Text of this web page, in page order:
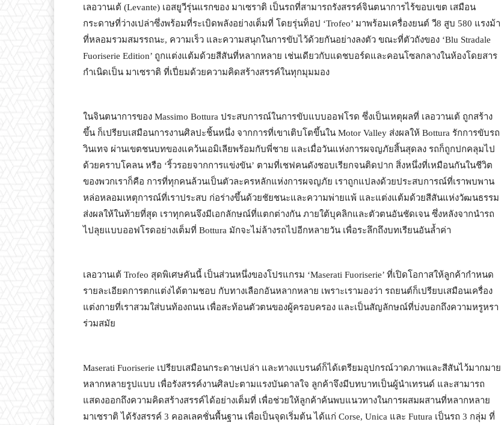
เลอวานเต้ (Levante) เอสยูวีรุ่นแรกของ มาเซราติ เป็นรถที่สามารถรังสรรค์จินตนาการไร้ขอบเขต เสมือน
กระดาษที่ว่างเปล่าซึ่งพร้อมที่ระเบิดพลังอย่างเต็มที่ โดยรุ่นท็อป ‘Trofeo’ มาพร้อมเครื่องยนต์ วี8 สูบ 580 แรงม้า
ที่หลอมรวมสมรรถนะ, ความเร็ว และความสนุกในการขับไว้ด้วยกันอย่างลงตัว ขณะที่ตัวถังของ ‘Blu Stradale
Fuoriserie Edition’ ถูกแต่งแต้มด้วยสีสันที่หลากหลาย เช่นเดียวกับแดชบอร์ดและคอนโซลกลางในห้องโดยสาร
กำเนิดเป็น มาเซราติ ที่เปี่ยมด้วยความคิดสร้างสรรค์ในทุกมุมมอง
ในจินตนาการของ Massimo Bottura ประสบการณ์ในการขับแบบออฟโรด ซึ่งเป็นเหตุผลที่ เลอวานเต้ ถูกสร้าง
ขึ้น ก็เปรียบเสมือนการงานศิลปะชิ้นหนึ่ง จากการที่เขาเติบโตขึ้นใน Motor Valley ส่งผลให้ Bottura รักการขับรถ
วินเทจ ผ่านเขตชนบทของแคว้นเอมิเลียพร้อมกับพี่ชาย และเมื่อวันแห่งการผจญภัยสิ้นสุดลง รถก็ถูกปกคลุมไป
ด้วยคราบโคลน หรือ ‘ริ้วรอยจากการแข่งขัน’ ตามที่เชฟคนดังชอบเรียกจนติดปาก สิ่งหนึ่งที่เหมือนกันในชีวิต
ของพวกเราก็คือ การที่ทุกคนล้วนเป็นตัวละครหลักแห่งการผจญภัย เราถูกแปลงด้วยประสบการณ์ที่เราพบพาน
หล่อหลอมเหตุการณ์ที่เราประสบ ก่อร่างขึ้นด้วยชัยชนะและความพ่ายแพ้ และแต่งแต้มด้วยสีสันแห่งวัฒนธรรม
ส่งผลให้ในท้ายที่สุด เราทุกคนจึงมีเอกลักษณ์ที่แตกต่างกัน ภายใต้บุคลิกและตัวตนอันชัดเจน ซึ่งหลังจากนำรถ
ไปลุยแบบออฟโรดอย่างเต็มที่ Bottura มักจะไม่ล้างรถไปอีกหลายวัน เพื่อระลึกถึงบทเรียนอันล้ำค่า
เลอวานเต้ Trofeo สุดพิเศษคันนี้ เป็นส่วนหนึ่งของโปรแกรม ‘Maserati Fuoriserie’ ที่เปิดโอกาสให้ลูกค้ากำหนด
รายละเอียดการตกแต่งได้ตามชอบ กับทางเลือกอันหลากหลาย เพราะเรามองว่า รถยนต์ก็เปรียบเสมือนเครื่อง
แต่งกายที่เราสวมใส่บนท้องถนน เพื่อสะท้อนตัวตนของผู้ครอบครอง และเป็นสัญลักษณ์ที่บ่งบอกถึงความหรูหรา
ร่วมสมัย
Maserati Fuoriserie เปรียบเสมือนกระดาษเปล่า และทางแบรนด์ก็ได้เตรียมอุปกรณ์วาดภาพและสีสันไว้มากมาย
หลากหลายรูปแบบ เพื่อรังสรรค์งานศิลปะตามแรงบันดาลใจ ลูกค้าจึงมีบทบาทเป็นผู้นำเทรนด์ และสามารถ
แสดงออกถึงความคิดสร้างสรรค์ได้อย่างเต็มที่ เพื่อช่วยให้ลูกค้าค้นพบแนวทางในการผสมผสานที่หลากหลาย
มาเซราติ ได้รังสรรค์ 3 คอลเลคชั่นพื้นฐาน เพื่อเป็นจุดเริ่มต้น ได้แก่ Corse, Unica และ Futura เป็นรถ 3 กลุ่ม ที่